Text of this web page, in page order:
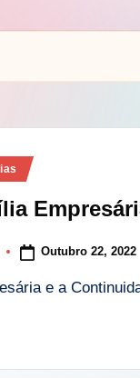
Outubro 22, 2022
e a